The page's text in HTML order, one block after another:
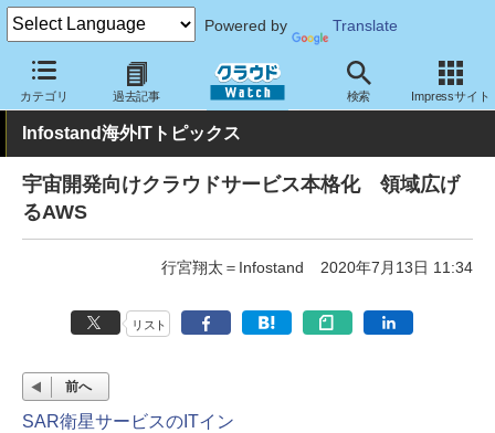
Powered by Translate
カテゴリ 過去記事 検索 Impressサイト
クラウド Watch トピック 業界動向
Infostand海外ITトピックス
宇宙開発向けクラウドサービス本格化 領域広げ
るAWS
行宮翔太＝Infostand 2020年7月13日 11:34
リスト
前へ
SAR衛星サービスのITイン